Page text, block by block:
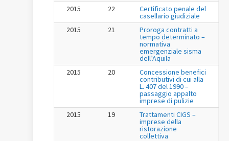
2015
22 Certificato penale del
casellario giudiziale
2015
21 Proroga contratti a
tempo determinato –
normativa
emergenziale sisma
dell’Aquila
2015
20 Concessione benefici
contributivi di cui alla
L. 407 del 1990 –
passaggio appalto
imprese di pulizie
2015
19 Trattamenti CIGS –
imprese della
ristorazione
collettiva